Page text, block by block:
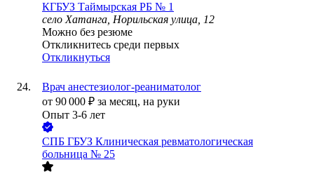
КГБУЗ Таймырская РБ № 1
село Хатанга, Норильская улица, 12
Можно без резюме
Откликнитесь среди первых
Откликнуться
Врач анестезиолог-реаниматолог
от 90 000 ₽ за месяц, на руки
Опыт 3-6 лет
СПБ ГБУЗ Клиническая ревматологическая
больница № 25